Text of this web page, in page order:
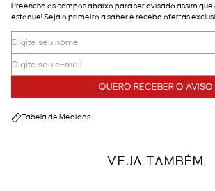
Preencha os campos abaixo para ser avisado assim
estoque! Seja o primeiro a saber e receba ofertas
QUERO RECEBER O AVISO
Tabela de Medidas
VEJA TAMBÉM